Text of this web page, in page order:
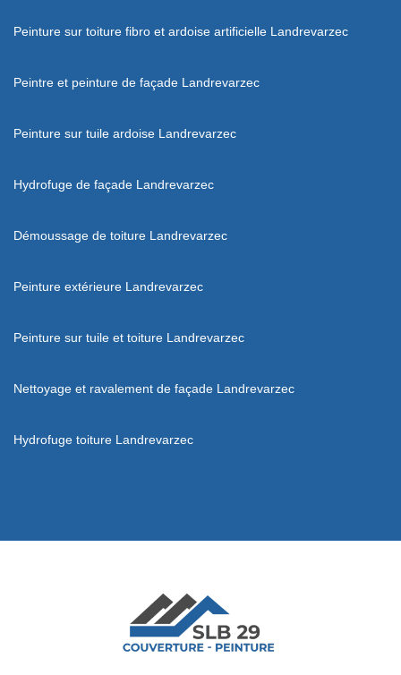
Peinture sur toiture fibro et ardoise artificielle Landrevarzec
Peintre et peinture de façade Landrevarzec
Peinture sur tuile ardoise Landrevarzec
Hydrofuge de façade Landrevarzec
Démoussage de toiture Landrevarzec
Peinture extérieure Landrevarzec
Peinture sur tuile et toiture Landrevarzec
Nettoyage et ravalement de façade Landrevarzec
Hydrofuge toiture Landrevarzec